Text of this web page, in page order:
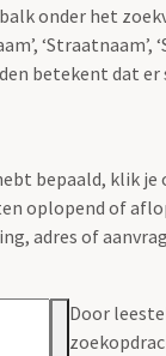
onder het
‘Straatnaam’,
betekent dat
bepaald, klik je
oplopend of
adres of
Door